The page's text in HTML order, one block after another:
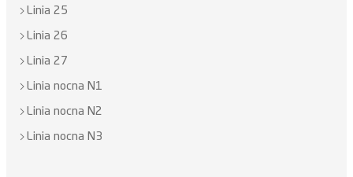
Linia 25
Linia 26
Linia 27
Linia nocna N1
Linia nocna N2
Linia nocna N3